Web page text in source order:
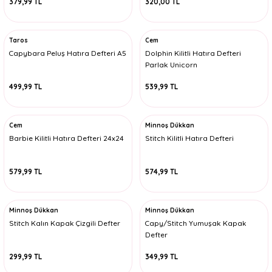
Taros
Capybara Peluş Hatıra Defteri A5
499,99 TL
Cem
Dolphin Kilitli Hatıra Defteri
Parlak Unicorn
539,99 TL
Cem
Barbie Kilitli Hatıra Defteri 24x24
579,99 TL
Minnoş Dükkan
Stitch Kilitli Hatıra Defteri
574,99 TL
Minnoş Dükkan
Stitch Kalın Kapak Çizgili Defter
299,99 TL
Minnoş Dükkan
Capy/Stitch Yumuşak Kapak
Defter
349,99 TL